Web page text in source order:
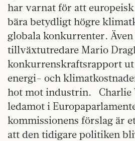
har varnat för att
bära betydligt högre
globala konkurrenter. Även
tillväxtutredare Mario
konkurrenskraftsrapport ut
energi- och
hot mot industrin. Charlie
ledamot i
kommissionens förslag är
att den tidigare politiken